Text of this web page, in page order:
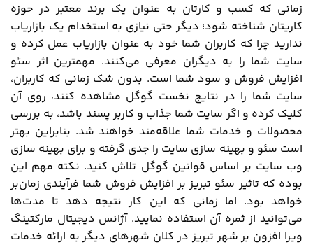
زمانی که کسب و کارتان به عنوان یک برند معتبر در حوزه
کاریتان شناخته شود؛ دیگر حتی نیازی به استخدام یک بازاریاب
ندارید چرا که کاربران شما خود به عنوان بازاریاب عمل کرده و
سایت شما را به دیگران معرفی می‌کنند. مهمترین اثر سئو
افزایش فروش و سود شما است. بدون شک زمانی که کاربران،
سایت شما را در نتایج نخست گوگل مشاهده کنند، روی آن
کلیک کرده و اگر سایت شما جذاب و کاربر پسند باشد، به بررسی
محصولات و خدمات شما علاقه‌مند خواهند شد. بنابراین بهتر
است سئو و بهینه سازی سایت را جدی گرفته و برای بهینه‌ سازی
وب سایت بر اساس قوانین گوگل تلاش کنید. نکته مهم این
بوده که تاثیر سئو تبریز بر افزایش فروش شما فرآیندی زمان‌بر
خواهد بود. اما زمانی که این کار نتیجه دهد تا مدت‌ها
می‌توانید از ثمره آن استفاده نمایید. آژانس دیجیتال مارکتینگ
ویرا افزون بر شهر تبریز در کلان شهرهای دیگر به ارائه خدمات